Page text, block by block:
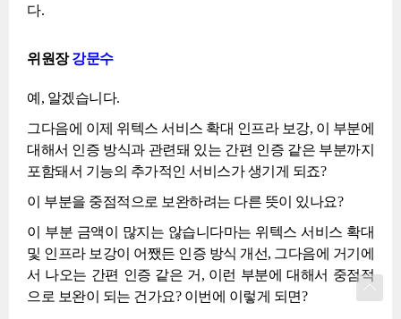
다.
위원장강문수
예, 알겠습니다.
그다음에 이제 위텍스 서비스 확대 인프라 보강, 이 부분에
대해서 인증 방식과 관련돼 있는 간편 인증 같은 부분까지
포함돼서 기능의 추가적인 서비스가 생기게 되죠?
이 부분을 중점적으로 보완하려는 다른 뜻이 있나요?
이 부분 금액이 많지는 않습니다마는 위텍스 서비스 확대
및 인프라 보강이 어쨌든 인증 방식 개선, 그다음에 거기에
서 나오는 간편 인증 같은 거, 이런 부분에 대해서 중점적
으로 보완이 되는 건가요? 이번에 이렇게 되면?